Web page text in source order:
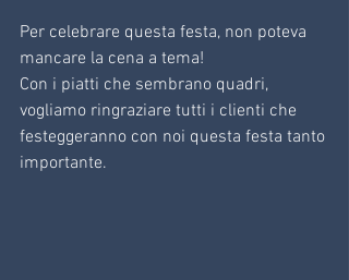
Per celebrare questa festa, non poteva
mancare la cena a tema!
Con i piatti che sembrano quadri,
vogliamo ringraziare tutti i clienti che
festeggeranno con noi questa festa tanto
importante.